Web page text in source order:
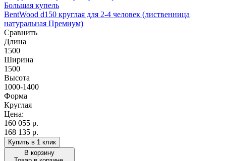
Большая купель
BentWood d150 круглая для 2-4 человек (лиственница
натуральная Премиум)
Сравнить
Длина
1500
Ширина
1500
Высота
1000-1400
Форма
Круглая
Цена:
160 055 р.
168 135 р.
Купить в 1 клик
В корзину